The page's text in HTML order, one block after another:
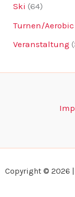
Ski (64)
Turnen/Aerobic
Veranstaltung
Copyright © 2026